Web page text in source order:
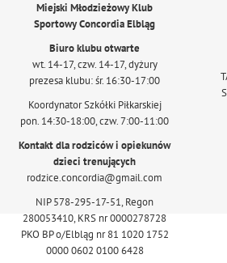
Miejski Młodzieżowy Klub
Sportowy Concordia Elbląg
Biuro klubu otwarte
wt. 14-17, czw. 14-17, dyżury
prezesa klubu: śr. 16:30-17:00
Koordynator Szkółki Piłkarskiej
pon. 14:30-18:00, czw. 7:00-11:00
Kontakt dla rodziców i opiekunów
dzieci trenujących
rodzice.concordia@gmail.com
NIP 578-295-17-51, Regon
280053410, KRS nr 0000278728
PKO BP o/Elbląg nr 81 1020 1752
0000 0602 0100 6428